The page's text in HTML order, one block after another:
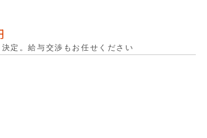
定。給与交渉もお任せください